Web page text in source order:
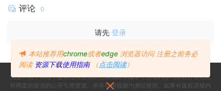
评论 0
请先 登录
免责声明：本站不提供任何资源的在线视听等服务，所有内容均来自分享站点
和网盘所提供的公开引用资源。所有引用视频均测试使用。如果有版权违规内
本站推荐用chrome或者edge 浏览器访问 注册之前务必
阅读 资源下载使用指南 （点击阅读）